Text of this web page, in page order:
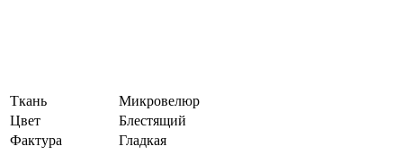
Ткань
Микровелюр
Цвет
Блестящий
Фактура
Гладкая